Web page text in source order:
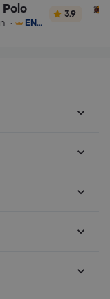
Polo
· ENVÍO GRATIS
3.9